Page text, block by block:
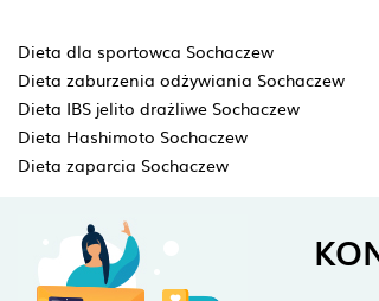
Dieta dla sportowca Sochaczew
Dieta zaburzenia odżywiania Sochaczew
Dieta IBS jelito drażliwe Sochaczew
Dieta Hashimoto Sochaczew
Dieta zaparcia Sochaczew